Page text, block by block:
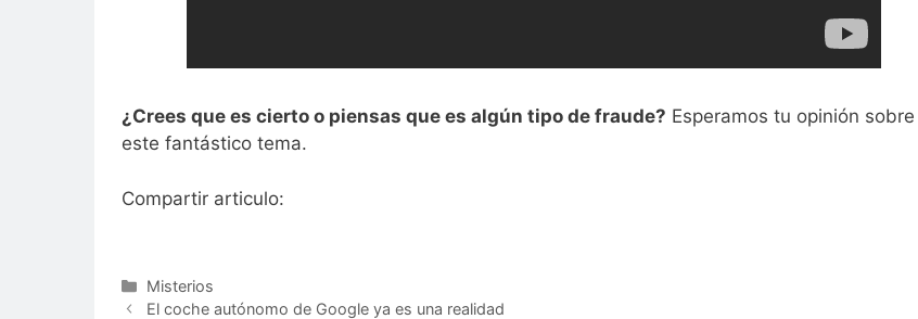
¿Crees que es cierto o piensas que es algún tipo de fraude? Esperamos tu opinión sobre
este fantástico tema.
Compartir articulo:
Categorías
Misterios
El coche autónomo de Google ya es una realidad